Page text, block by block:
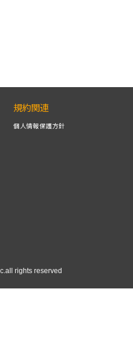
規約関連
個人情報保護方針
rights reserved